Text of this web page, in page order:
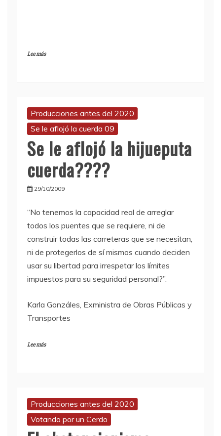
Lee más
Producciones antes del 2020
Se le aflojó la cuerda 09
Se le aflojó la hijueputa
cuerda????
29/10/2009
“No tenemos la capacidad real de arreglar
todos los puentes que se requiere, ni de
construir todas las carreteras que se necesitan,
ni de protegerlos de sí mismos cuando deciden
usar su libertad para irrespetar los límites
impuestos para su seguridad personal?”.
Karla Gonzáles, Exministra de Obras Públicas y
Transportes
Lee más
Producciones antes del 2020
Votando por un Cerdo